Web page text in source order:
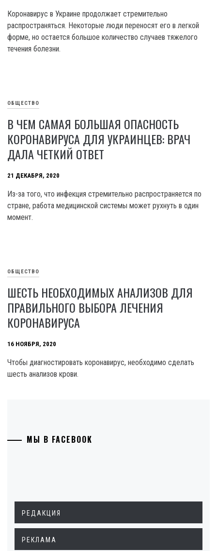
Коронавирус в Украине продолжает стремительно
распространяться. Некоторые люди переносят его в легкой
форме, но остается большое количество случаев тяжелого
течения болезни.
ОБЩЕСТВО
В ЧЕМ САМАЯ БОЛЬШАЯ ОПАСНОСТЬ
КОРОНАВИРУСА ДЛЯ УКРАИНЦЕВ: ВРАЧ
ДАЛА ЧЕТКИЙ ОТВЕТ
21 ДЕКАБРЯ, 2020
Из-за того, что инфекция стремительно распространяется по
стране, работа медицинской системы может рухнуть в один
момент.
ОБЩЕСТВО
ШЕСТЬ НЕОБХОДИМЫХ АНАЛИЗОВ ДЛЯ
ПРАВИЛЬНОГО ВЫБОРА ЛЕЧЕНИЯ
КОРОНАВИРУСА
16 НОЯБРЯ, 2020
Чтобы диагностировать коронавирус, необходимо сделать
шесть анализов крови.
МЫ В FACEBOOK
РЕДАКЦИЯ
РЕКЛАМА